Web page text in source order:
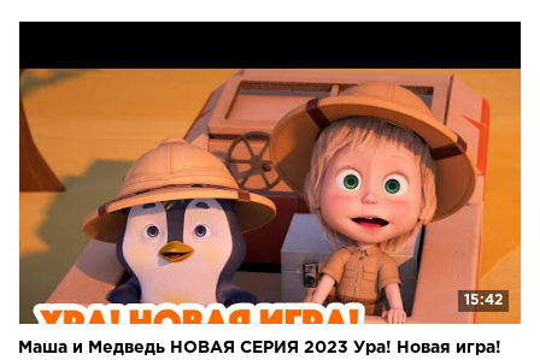
15:42
Маша и Медведь НОВАЯ СЕРИЯ 2023 Ура! Новая игра!